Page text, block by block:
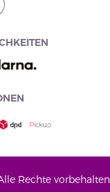
Rechte vorbehalten